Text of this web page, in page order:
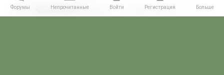
Поделиться Подписчики 0
Форумы Непрочитанные Войти Регистрация Больше